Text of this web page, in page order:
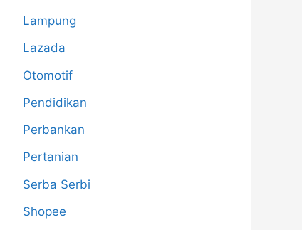
Lampung
Lazada
Otomotif
Pendidikan
Perbankan
Pertanian
Serba Serbi
Shopee